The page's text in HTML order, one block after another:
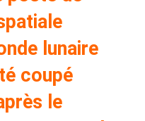
lunaire
coupé
le